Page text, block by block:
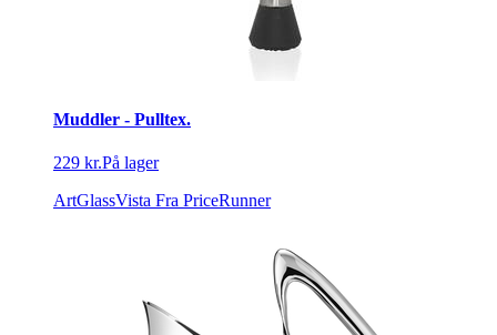
Muddler - Pulltex.
229 kr.På lager
ArtGlassVista Fra PriceRunner